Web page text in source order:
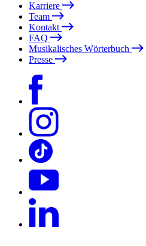
Karriere
Team
Kontakt
FAQ
Musikalisches Wörterbuch
Presse